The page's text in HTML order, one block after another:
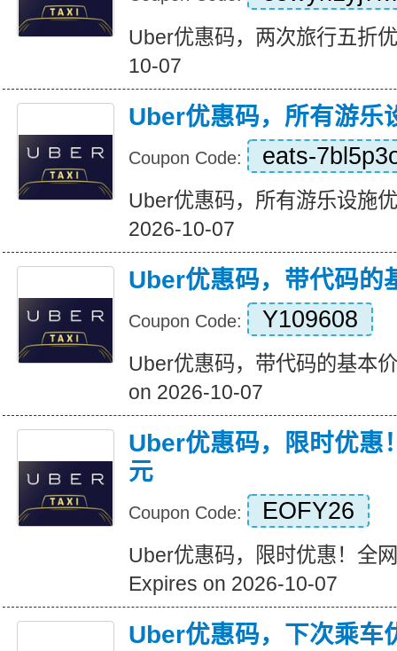
Uber优惠码，两次旅行五折
10-07
Uber优惠码，所有游乐
Coupon Code: eats-
Uber优惠码，所有游乐设施
2026-10-07
Uber优惠码，带代码的
Coupon Code: Y109608
Uber优惠码，带代码的基本
on 2026-10-07
Uber优惠码，限时优惠
元
Coupon Code: EOFY26
Uber优惠码，限时优惠！全
Expires on 2026-10-07
Uber优惠码，下次乘车